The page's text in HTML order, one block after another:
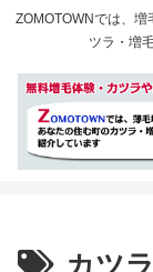
ZOMOTOWNでは、
ツラ・増